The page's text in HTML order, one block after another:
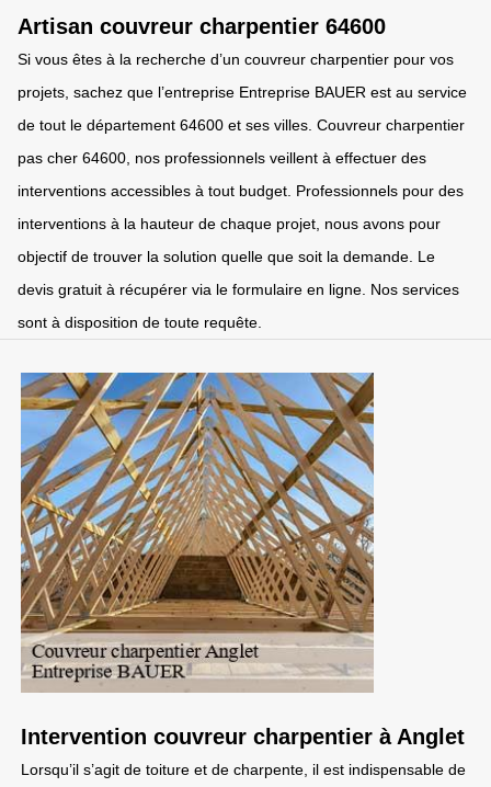
Artisan couvreur charpentier 64600
Si vous êtes à la recherche d’un couvreur charpentier pour vos
projets, sachez que l’entreprise Entreprise BAUER est au service
de tout le département 64600 et ses villes. Couvreur charpentier
pas cher 64600, nos professionnels veillent à effectuer des
interventions accessibles à tout budget. Professionnels pour des
interventions à la hauteur de chaque projet, nous avons pour
objectif de trouver la solution quelle que soit la demande. Le
devis gratuit à récupérer via le formulaire en ligne. Nos services
sont à disposition de toute requête.
Intervention couvreur charpentier à Anglet
Lorsqu’il s’agit de toiture et de charpente, il est indispensable de